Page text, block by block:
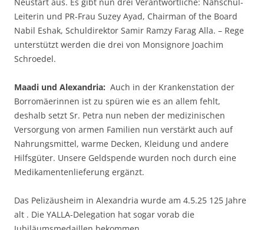
Leiterin und PR-Frau Suzey Ayad, Chairman of the Board
Nabil Eshak, Schuldirektor Samir Ramzy Farag Alla. – Rege
unterstützt werden die drei von Monsignore Joachim
Schroedel.
Maadi und Alexandria: Auch in der Krankenstation der
Borromäerinnen ist zu spüren wie es an allem fehlt,
deshalb setzt Sr. Petra nun neben der medizinischen
Versorgung von armen Familien nun verstärkt auch auf
Nahrungsmittel, warme Decken, Kleidung und andere
Hilfsgüter. Unsere Geldspende wurden noch durch eine
Medikamentenlieferung ergänzt.
Das Pelizäusheim in Alexandria wurde am 4.5.25 125 Jahre
alt . Die YALLA-Delegation hat sogar vorab die